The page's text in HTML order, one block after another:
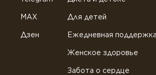
MAX
Дзен
Для детей
Ежедневная поддержка
Женское здоровье
Забота о сердце